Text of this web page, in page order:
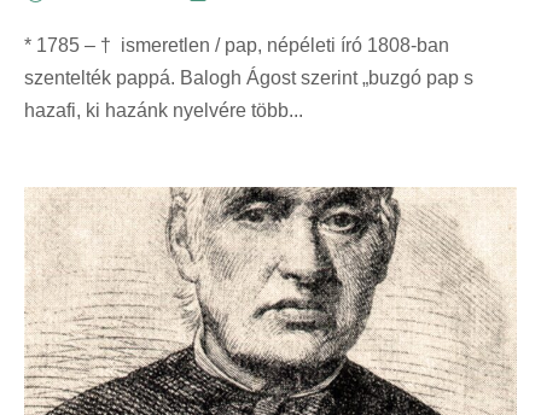
* 1785 – † ismeretlen / pap, népéleti író 1808-ban
szentelték pappá. Balogh Ágost szerint „buzgó pap s
hazafi, ki hazánk nyelvére több...